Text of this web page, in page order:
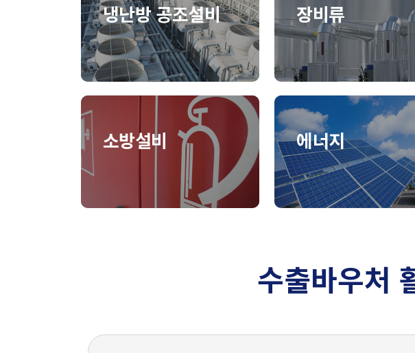
냉난방 공조설비 장비류
소방설비 에너지
수출바우처